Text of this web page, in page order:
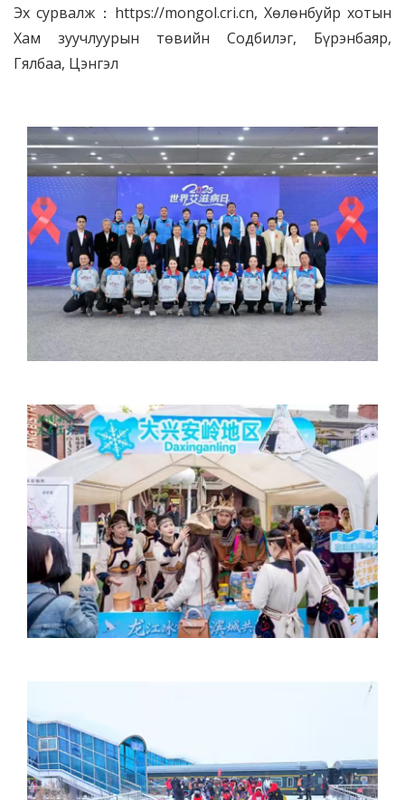
Эх сурвалж：https://mongol.cri.cn, Хөлөнбуйр хотын
Хам зуучлуурын төвийн Содбилэг, Бүрэнбаяр,
Гялбаа, Цэнгэл